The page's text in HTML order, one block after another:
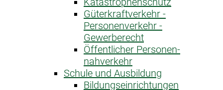
Güterkraftverkehr -
Personenverkehr -
Gewerberecht
Öffentlicher Personen­
nahverkehr
Schule und Ausbildung
Bildungseinrichtungen